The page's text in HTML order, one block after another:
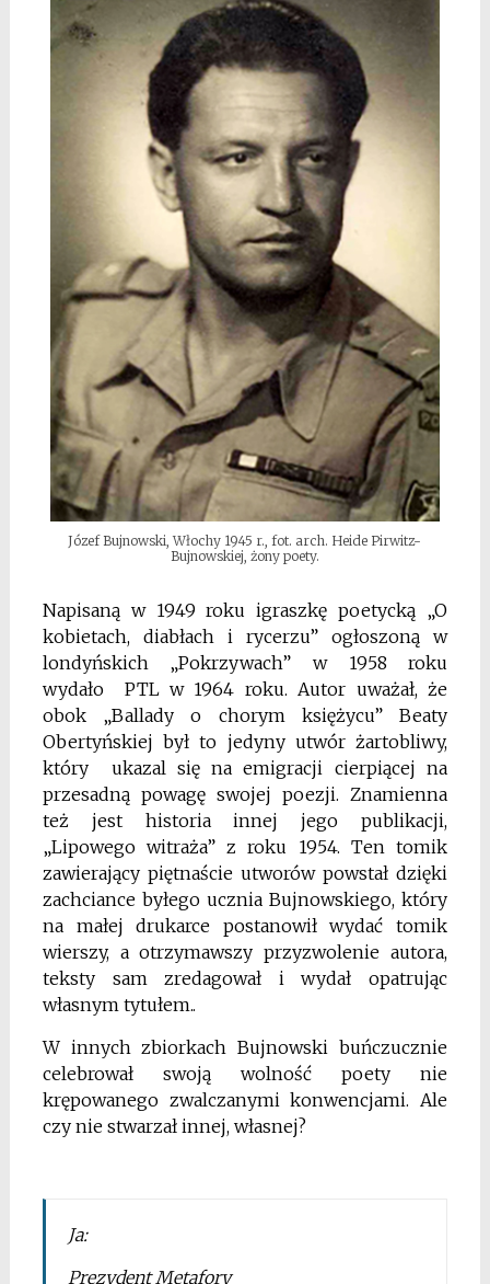
Józef Bujnowski, Włochy 1945 r., fot. arch. Heide Pirwitz-
Bujnowskiej, żony poety.
Napisaną w 1949 roku igraszkę poetycką „O
kobietach, diabłach i rycerzu” ogłoszoną w
londyńskich „Pokrzywach” w 1958 roku
wydało PTL w 1964 roku. Autor uważał, że
obok „Ballady o chorym księżycu” Beaty
Obertyńskiej był to jedyny utwór żartobliwy,
który ukazal się na emigracji cierpiącej na
przesadną powagę swojej poezji. Znamienna
też jest historia innej jego publikacji,
„Lipowego witraża” z roku 1954. Ten tomik
zawierający piętnaście utworów powstał dzięki
zachciance byłego ucznia Bujnowskiego, który
na małej drukarce postanowił wydać tomik
wierszy, a otrzymawszy przyzwolenie autora,
teksty sam zredagował i wydał opatrując
własnym tytułem..
W innych zbiorkach Bujnowski buńczucznie
celebrował swoją wolność poety nie
krępowanego zwalczanymi konwencjami. Ale
czy nie stwarzał innej, własnej?
Ja:
Prezydent Metafory